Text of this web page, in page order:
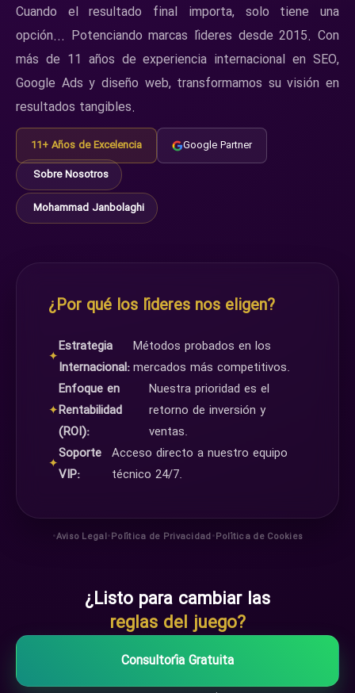
Cuando el resultado final importa, solo tiene una
opción... Potenciando marcas líderes desde 2015. Con
más de 11 años de experiencia internacional en SEO,
Google Ads y diseño web, transformamos su visión en
resultados tangibles.
11+ Años de Excelencia
Google Partner
Sobre Nosotros
Mohammad Janbolaghi
¿Por qué los líderes nos eligen?
✦
Estrategia
Internacional:
Métodos probados en los
mercados más competitivos.
✦
Enfoque en
Rentabilidad
(ROI):
Nuestra prioridad es el
retorno de inversión y
ventas.
✦
Soporte
VIP:
Acceso directo a nuestro equipo
técnico 24/7.
•Aviso Legal•Política de Privacidad•Política de Cookies
¿Listo para cambiar las
reglas del juego?
Consultoría Gratuita